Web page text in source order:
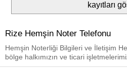
kayıtları
Rize Hemşin Noter Telefonu
Hemşin Noterliği Bilgileri ve İletişim
bölge halkımızın ve ticari